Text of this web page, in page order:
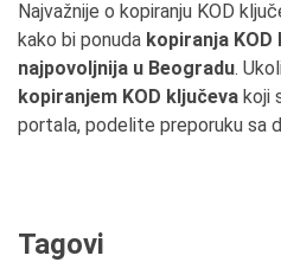
Najvažnije o kopiranju KOD
kako bi ponuda kopiranja KOD
najpovoljnija u Beogradu.
kopiranjem KOD ključeva koji
portala, podelite preporuku sa
Tagovi